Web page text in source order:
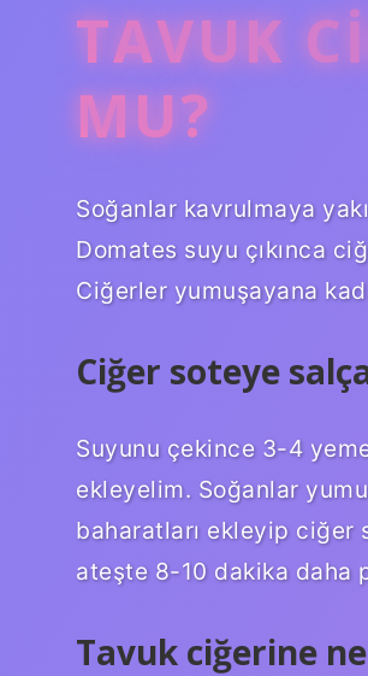
TAVUK
MU?
Soğanlar kavrulmaya
Domates suyu çıkınca
Ciğerler yumuşayana
Ciğer soteye
Suyunu çekince 3-4
ekleyelim. Soğanlar
baharatları ekleyip ciğer
ateşte 8-10 dakika daha
Tavuk ciğerine